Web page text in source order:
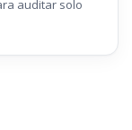
auditar solo